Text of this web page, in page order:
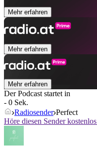
Mehr erfahren
Mehr erfahren
Mehr erfahren
Der Podcast startet in
- 0 Sek.
Radiosender Perfect
Höre diesen Sender